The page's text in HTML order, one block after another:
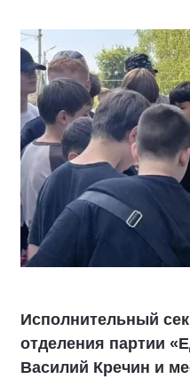
Исполнительный
отделения партии
Василий Кречин и